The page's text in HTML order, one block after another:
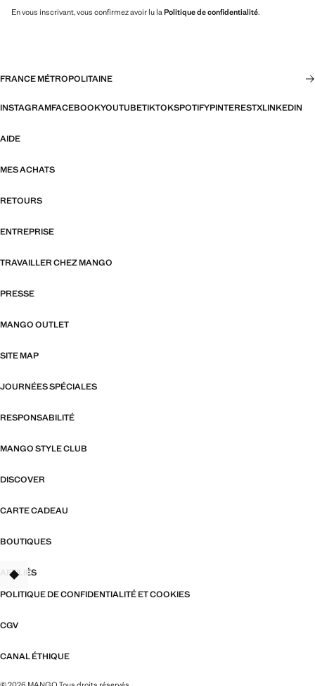
En vous inscrivant, vous confirmez avoir lu la Politique de confidentialité.
FRANCE MÉTROPOLITAINE
INSTAGRAMFACEBOOKYOUTUBETIKTOKSPOTIFYPINTERESTXLINKEDIN
AIDE
MES ACHATS
RETOURS
ENTREPRISE
TRAVAILLER CHEZ MANGO
PRESSE
MANGO OUTLET
SITE MAP
JOURNÉES SPÉCIALES
RESPONSABILITÉ
MANGO STYLE CLUB
DISCOVER
CARTE CADEAU
BOUTIQUES
AFFILIÉS
POLITIQUE DE CONFIDENTIALITÉ ET COOKIES
CGV
CANAL ÉTHIQUE